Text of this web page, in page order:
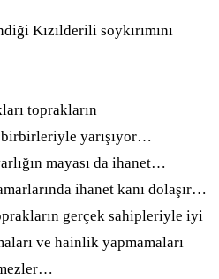
Kızılderili soykırımını
toprakların
birbirleriyle yarışıyor…
mayası da ihanet…
ihanet kanı dolaşır…
gerçek sahipleriyle iyi
ve hainlik yapmamaları